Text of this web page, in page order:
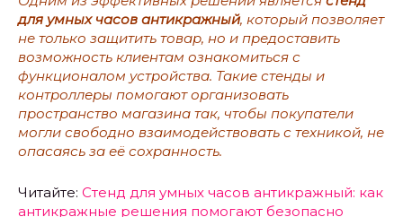
для умных часов антикражный, который позволяет
не только защитить товар, но и предоставить
возможность клиентам ознакомиться с
функционалом устройства. Такие стенды и
контроллеры помогают организовать
пространство магазина так, чтобы покупатели
могли свободно взаимодействовать с техникой, не
опасаясь за её сохранность.
Читайте: Стенд для умных часов антикражный: как
антикражные решения помогают безопасно